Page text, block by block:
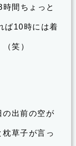
間ちょっと
ば10時には着
笑）
の出前の空が
草子が言っ